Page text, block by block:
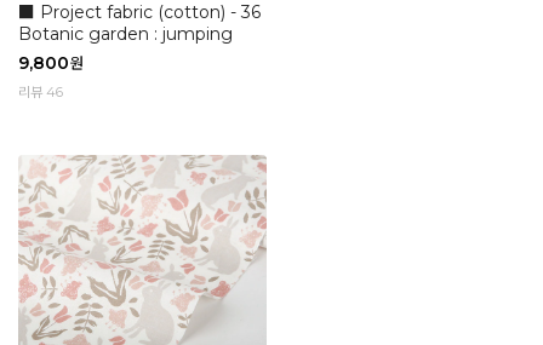
■ Project fabric (cotton) - 36
Botanic garden : jumping
9,800원
리뷰 46